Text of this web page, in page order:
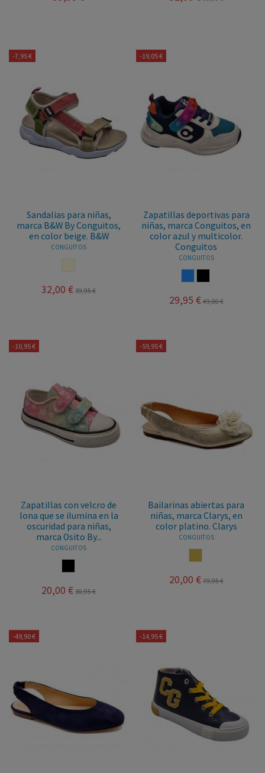
-7,95 €
Sandalias para niñas,
marca B&W By Conguitos,
en color beige. B&W
CONGUITOS
32,00 € 39,95 €
-19,05 €
Zapatillas deportivas para
niñas, marca Conguitos, en
color azul y multicolor.
Conguitos
CONGUITOS
29,95 € 49,00 €
-10,95 €
Zapatillas con velcro de
lona que se ilumina en la
oscuridad para niñas,
marca Osito By...
CONGUITOS
20,00 € 30,95 €
-59,95 €
Bailarinas abiertas para
niñas, marca Clarys, en
color platino. Clarys
CONGUITOS
20,00 € 79,95 €
-49,90 € -14,95 €